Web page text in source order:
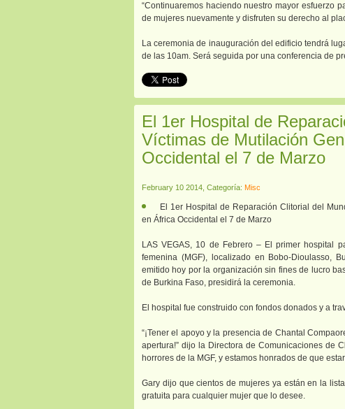
“Continuaremos haciendo nuestro mayor esfuerzo
de mujeres nuevamente y disfruten su derecho al
La ceremonia de inauguración del edificio tendrá
de las 10am. Será seguida por una conferencia de
El 1er Hospital de
Víctimas de Mutilación
Occidental el 7 de Marzo
February 10 2014, Categoría: Misc
El 1er Hospital de Reparación Clitorial del
en África Occidental el 7 de Marzo
LAS VEGAS, 10 de Febrero – El primer hospital
femenina (MGF), localizado en Bobo-Dioulasso,
emitido hoy por la organización sin fines de lucro
de Burkina Faso, presidirá la ceremonia.
El hospital fue construido con fondos donados y a
“¡Tener el apoyo y la presencia de Chantal
apertura!” dijo la Directora de Comunicaciones de
horrores de la MGF, y estamos honrados de que
Gary dijo que cientos de mujeres ya están en la
gratuita para cualquier mujer que lo desee.